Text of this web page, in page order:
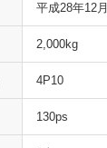
平成28年12月
2,000kg
4P10
130ps